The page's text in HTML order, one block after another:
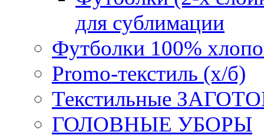
для сублимации
Футболки 100%
Promo-текстиль (х/б)
Текстильные
ГОЛОВНЫЕ УБОРЫ